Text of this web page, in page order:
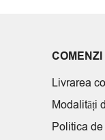
Livrarea
Modalități
Politica